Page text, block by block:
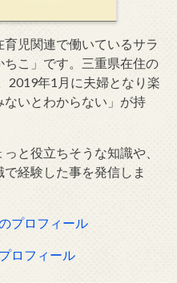
児関連で働いているサラ
こ」です。三重県在住の
2019年1月に夫婦となり楽
ないとわからない」が持
と役立ちそうな知識や、
経験した事を発信しま
プロフィール
ロフィール